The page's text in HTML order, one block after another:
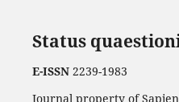
Status
E-ISSN2239-1983
Journal property of